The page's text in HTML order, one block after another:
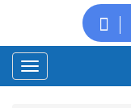
Toggle
navigation